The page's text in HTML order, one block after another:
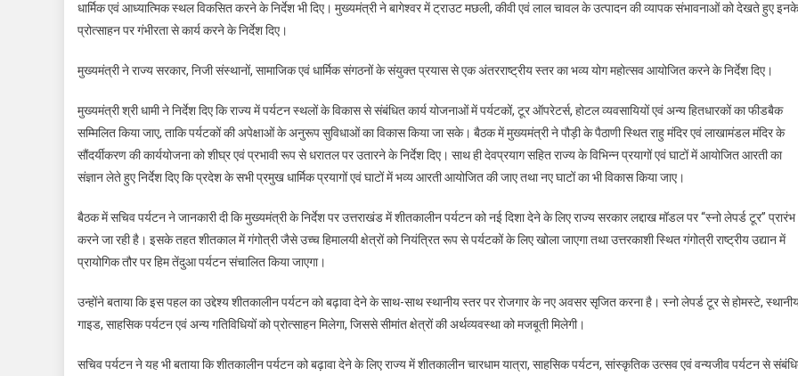
धार्मिक एवं आध्यात्मिक स्थल विकसित करने के निर्देश भी दिए। मुख्यमंत्री ने बागेश्वर में ट्राउट मछली, कीवी एवं लाल चावल के उत्पादन की व्यापक संभावनाओं को देखते हुए इनके
प्रोत्साहन पर गंभीरता से कार्य करने के निर्देश दिए।
मुख्यमंत्री ने राज्य सरकार, निजी संस्थानों, सामाजिक एवं धार्मिक संगठनों के संयुक्त प्रयास से एक अंतरराष्ट्रीय स्तर का भव्य योग महोत्सव आयोजित करने के निर्देश दिए।
मुख्यमंत्री श्री धामी ने निर्देश दिए कि राज्य में पर्यटन स्थलों के विकास से संबंधित कार्य योजनाओं में पर्यटकों, टूर ऑपरेटर्स, होटल व्यवसायियों एवं अन्य हितधारकों का फीडबैक
सम्मिलित किया जाए, ताकि पर्यटकों की अपेक्षाओं के अनुरूप सुविधाओं का विकास किया जा सके। बैठक में मुख्यमंत्री ने पौड़ी के पैठाणी स्थित राहु मंदिर एवं लाखामंडल मंदिर के
सौंदर्यीकरण की कार्ययोजना को शीघ्र एवं प्रभावी रूप से धरातल पर उतारने के निर्देश दिए। साथ ही देवप्रयाग सहित राज्य के विभिन्न प्रयागों एवं घाटों में आयोजित आरती का
संज्ञान लेते हुए निर्देश दिए कि प्रदेश के सभी प्रमुख धार्मिक प्रयागों एवं घाटों में भव्य आरती आयोजित की जाए तथा नए घाटों का भी विकास किया जाए।
बैठक में सचिव पर्यटन ने जानकारी दी कि मुख्यमंत्री के निर्देश पर उत्तराखंड में शीतकालीन पर्यटन को नई दिशा देने के लिए राज्य सरकार लद्दाख मॉडल पर “स्नो लेपर्ड टूर” प्रारंभ
करने जा रही है। इसके तहत शीतकाल में गंगोत्री जैसे उच्च हिमालयी क्षेत्रों को नियंत्रित रूप से पर्यटकों के लिए खोला जाएगा तथा उत्तरकाशी स्थित गंगोत्री राष्ट्रीय उद्यान में
प्रायोगिक तौर पर हिम तेंदुआ पर्यटन संचालित किया जाएगा।
उन्होंने बताया कि इस पहल का उद्देश्य शीतकालीन पर्यटन को बढ़ावा देने के साथ-साथ स्थानीय स्तर पर रोजगार के नए अवसर सृजित करना है। स्नो लेपर्ड टूर से होमस्टे,
गाइड, साहसिक पर्यटन एवं अन्य गतिविधियों को प्रोत्साहन मिलेगा, जिससे सीमांत क्षेत्रों की अर्थव्यवस्था को मजबूती मिलेगी।
सचिव पर्यटन ने यह भी बताया कि शीतकालीन पर्यटन को बढ़ावा देने के लिए राज्य में शीतकालीन चारधाम यात्रा, साहसिक पर्यटन, सांस्कृतिक उत्सव एवं वन्यजीव पर्यटन से